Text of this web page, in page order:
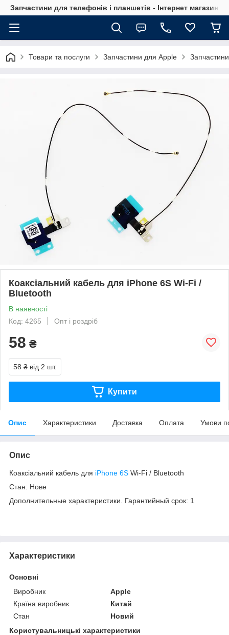
Запчастини для телефонів і планшетів - Інтернет магазин
Товари та послуги Запчастини для Apple
Коаксіальний кабель для iPhone 6S Wi-Fi /
Bluetooth
В наявності
Код: 4265
Опт і роздріб
58 ₴
58 ₴ від 2 шт.
Купити
Опис Характеристики Доставка Оплата Умови
Опис
Коаксіальний кабель для iPhone 6S Wi-Fi / Bluetooth
Стан: Нове
Дополнительные характеристики. Гарантийный срок: 1
Характеристики
Основні
Виробник
Apple
Країна виробник
Китай
Стан
Новий
Користувальницькі характеристики